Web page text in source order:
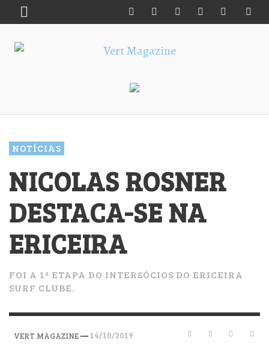
NOTÍCIAS
NICOLAS ROSNER
DESTACA-SE NA
ERICEIRA
FOI A 1ª ETAPA DO INTERSÓCIOS DO ERICEIRA
SURF CLUBE.
VERT MAGAZINE— 14/10/2019